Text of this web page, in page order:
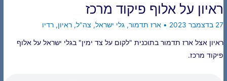
ראיון על אלוף פיקוד מרכז
27 בדצמבר 2023 • ארז תדמור, גלי ישראל, צה"ל, ראיון, רדיו
ראיון אצל ארז תדמור בתוכנית "לקום על צד ימין" בגלי ישראל על אלוף
פיקוד מרכז.